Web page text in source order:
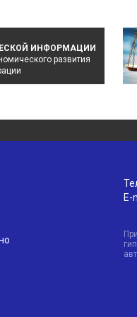
ИНФОРМАЦИИ
развития
E-